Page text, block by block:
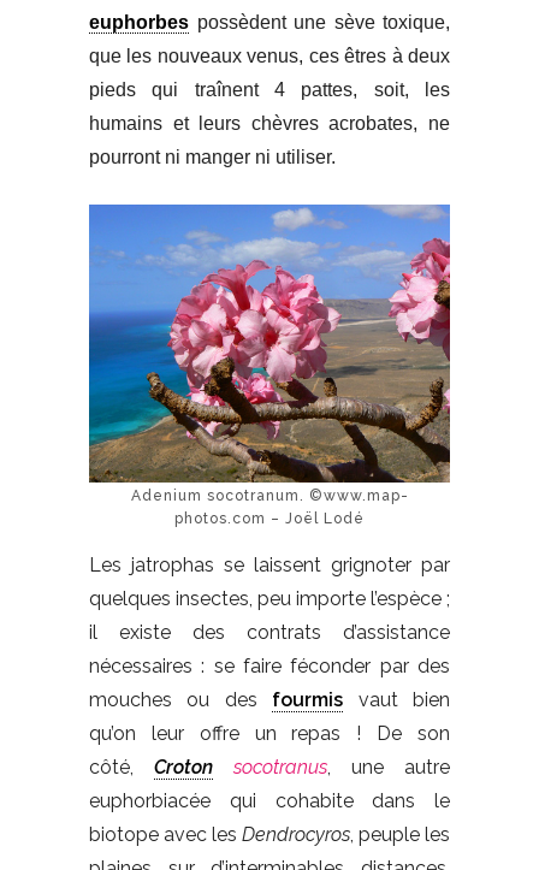
euphorbes possèdent une sève toxique,
que les nouveaux venus, ces êtres à deux
pieds qui traînent 4 pattes, soit, les
humains et leurs chèvres acrobates, ne
pourront ni manger ni utiliser.
Adenium socotranum. ©www.map-
photos.com – Joël Lodé
Les jatrophas se laissent grignoter par
quelques insectes, peu importe l’espèce ;
il existe des contrats d’assistance
nécessaires : se faire féconder par des
mouches ou des fourmis vaut bien
qu’on leur offre un repas ! De son
côté, Croton socotranus , une autre
euphorbiacée qui cohabite dans le
biotope avec les Dendrocyros , peuple les